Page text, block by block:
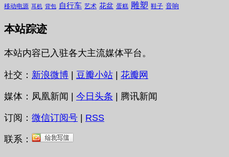
移动电源 耳机 背包 自行车 艺术 花盆 蛋糕 雕塑 鞋子 音响
本站踪迹
本站内容已入驻各大主流媒体平台。
社交： 新浪微博 | 豆瓣小站 | 花瓣网
媒体：凤凰新闻 | 今日头条 | 腾讯新闻
订阅： 微信订阅号 | RSS
联系：